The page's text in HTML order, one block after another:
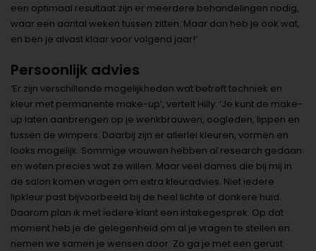
een optimaal resultaat zijn er meerdere behandelingen nodig,
waar een aantal weken tussen zitten. Maar dan heb je ook wat,
en ben je alvast klaar voor volgend jaar!’
Persoonlijk advies
‘Er zijn verschillende mogelijkheden wat betreft techniek en
kleur met permanente make-up’, vertelt Hilly. ‘Je kunt de make-
up laten aanbrengen op je wenkbrauwen, oogleden, lippen en
tussen de wimpers. Daarbij zijn er allerlei kleuren, vormen en
looks mogelijk. Sommige vrouwen hebben al research gedaan
en weten precies wat ze willen. Maar veel dames die bij mij in
de salon komen vragen om extra kleuradvies. Niet iedere
lipkleur past bijvoorbeeld bij de heel lichte of donkere huid.
Daarom plan ik met iedere klant een intakegesprek. Op dat
moment heb je de gelegenheid om al je vragen te stellen en
nemen we samen je wensen door. Zo ga je met een gerust